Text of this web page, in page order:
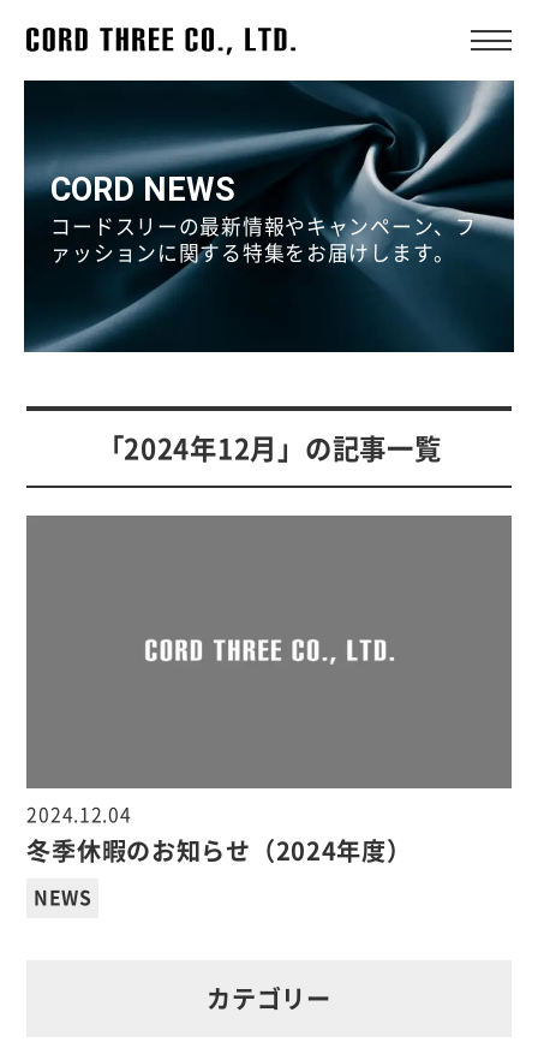
CORD NEWS
コードスリーの最新情報やキャンペーン、フ
ァッションに関する特集をお届けします。
「2024年12月」の記事一覧
2024.12.04
冬季休暇のお知らせ（2024年度）
NEWS
カテゴリー